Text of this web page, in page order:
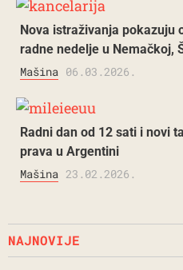
Nova istraživanja pokazuju
radne nedelje u Nemačkoj,
Mašina 06.03.2026.
Radni dan od 12 sati i novi
prava u Argentini
Mašina 23.02.2026.
NAJNOVIJE